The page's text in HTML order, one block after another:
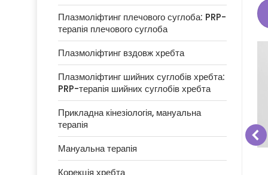
ПРОТРУЗІЇ МІЖХРЕБЦЕВИХ
ДИСКІВ: ЛІКУВАННЯ В КИЄВІ
Плазмоліфтинг плечового суглоба: PRP-
терапія плечового суглоба
Плазмоліфтинг вздовж хребта
Плазмоліфтинг шийних суглобів хребта:
PRP-терапія шийних суглобів хребта
Прикладна кінезіологія, мануальна
терапія
Мануальна терапія
Корекція хребта